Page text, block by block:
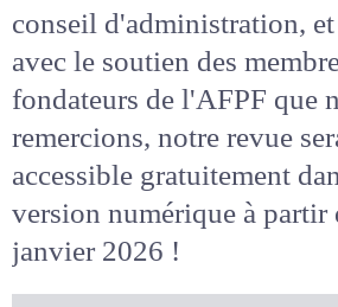
Suite à la décision de notre
conseil d'administration,
avec le soutien des
fondateurs de l'AFPF que
remercions, notre revue
accessiblegratuitement
sa version numérique
de janvier 2026 !